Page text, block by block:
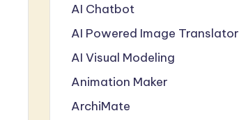
AI Chatbot
AI Powered Image Translator
AI Visual Modeling
Animation Maker
ArchiMate